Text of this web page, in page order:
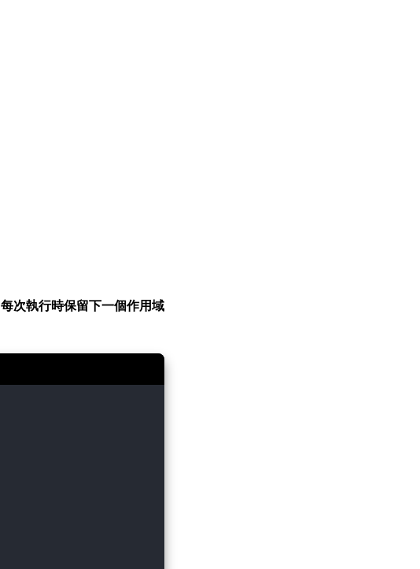
每次執行時保留下一個作用域